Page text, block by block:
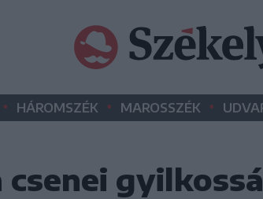
• HÁROMSZÉK • MAROSSZÉK •